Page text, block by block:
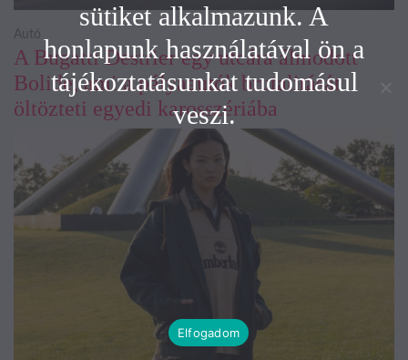
A Bugatti Destrier egy utcára álmodott
Bolide, ami a pályaautók brutalitását
öltözteti egyedi karosszériába
Autó
sütiket alkalmazunk. A
honlapunk használatával ön a
tájékoztatásunkat tudomásul
veszi.
Elfogadom